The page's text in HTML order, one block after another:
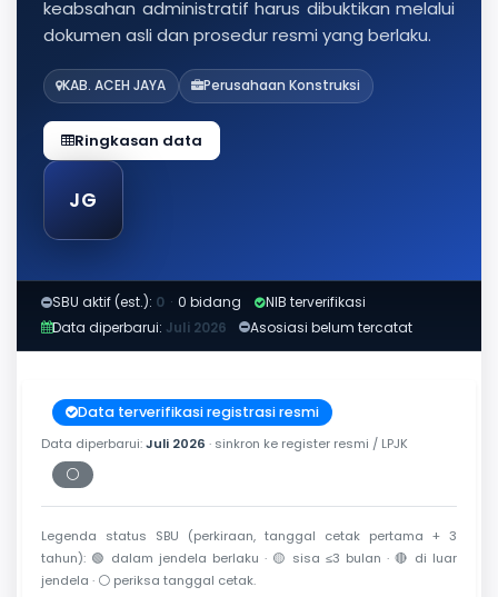
keabsahan administratif harus dibuktikan melalui
dokumen asli dan prosedur resmi yang berlaku.
KAB. ACEH JAYA Perusahaan Konstruksi
Ringkasan data
JG
SBU aktif (est.): 0 · 0 bidang
NIB terverifikasi
Data diperbarui: Juli 2026 Asosiasi belum tercatat
Data terverifikasi registrasi resmi
Data diperbarui:Juli 2026 · sinkron ke register resmi / LPJK
⚪
Periksa tanggal cetak
Legenda status SBU (perkiraan, tanggal cetak pertama + 3
tahun): 🟢 dalam jendela berlaku · 🟡 sisa ≤3 bulan · 🔴 di luar
jendela · ⚪ periksa tanggal cetak.